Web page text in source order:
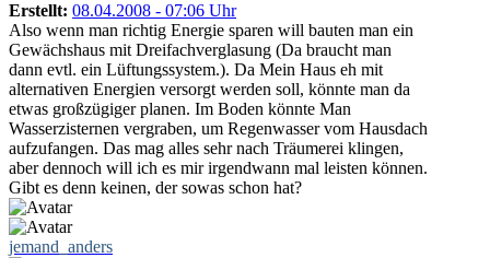
Erstellt: 08.04.2008 - 07:06 Uhr
Also wenn man richtig Energie sparen will bauten man ein
Gewächshaus mit Dreifachverglasung (Da braucht man
dann evtl. ein Lüftungssystem.). Da Mein Haus eh mit
alternativen Energien versorgt werden soll, könnte man da
etwas großzügiger planen. Im Boden könnte Man
Wasserzisternen vergraben, um Regenwasser vom Hausdach
aufzufangen. Das mag alles sehr nach Träumerei klingen,
aber dennoch will ich es mir irgendwann mal leisten können.
Gibt es denn keinen, der sowas schon hat?
jemand_anders